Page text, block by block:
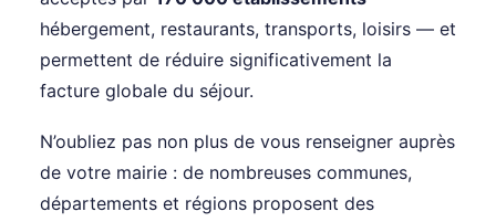
hébergement, restaurants, transports, loisirs — et
permettent de réduire significativement la
facture globale du séjour.
N’oubliez pas non plus de vous renseigner auprès
de votre mairie : de nombreuses communes,
départements et régions proposent des